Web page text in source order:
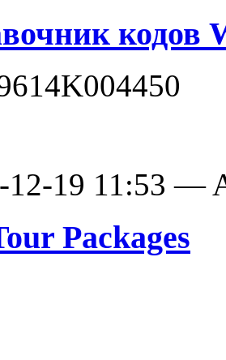
кодов
12-19 11:53 —
Packages